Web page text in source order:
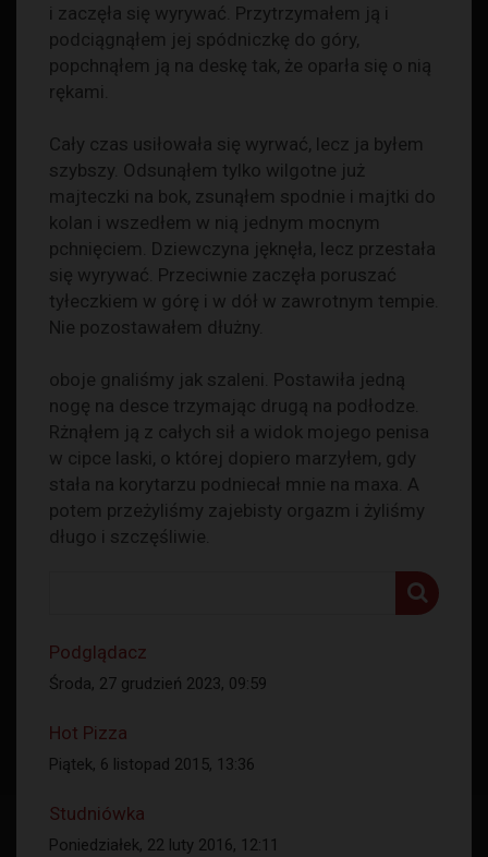
i zaczęła się wyrywać. Przytrzymałem ją i
podciągnąłem jej spódniczkę do góry,
popchnąłem ją na deskę tak, że oparła się o nią
rękami.
Cały czas usiłowała się wyrwać, lecz ja byłem
szybszy. Odsunąłem tylko wilgotne już
majteczki na bok, zsunąłem spodnie i majtki do
kolan i wszedłem w nią jednym mocnym
pchnięciem. Dziewczyna jęknęła, lecz przestała
się wyrywać. Przeciwnie zaczęła poruszać
tyłeczkiem w górę i w dół w zawrotnym tempie.
Nie pozostawałem dłużny.
oboje gnaliśmy jak szaleni. Postawiła jedną
nogę na desce trzymając drugą na podłodze.
Rżnąłem ją z całych sił a widok mojego penisa
w cipce laski, o której dopiero marzyłem, gdy
stała na korytarzu podniecał mnie na maxa. A
potem przeżyliśmy zajebisty orgazm i żyliśmy
długo i szczęśliwie.
Podglądacz
Środa, 27 grudzień 2023, 09:59
Hot Pizza
Piątek, 6 listopad 2015, 13:36
Studniówka
Poniedziałek, 22 luty 2016, 12:11